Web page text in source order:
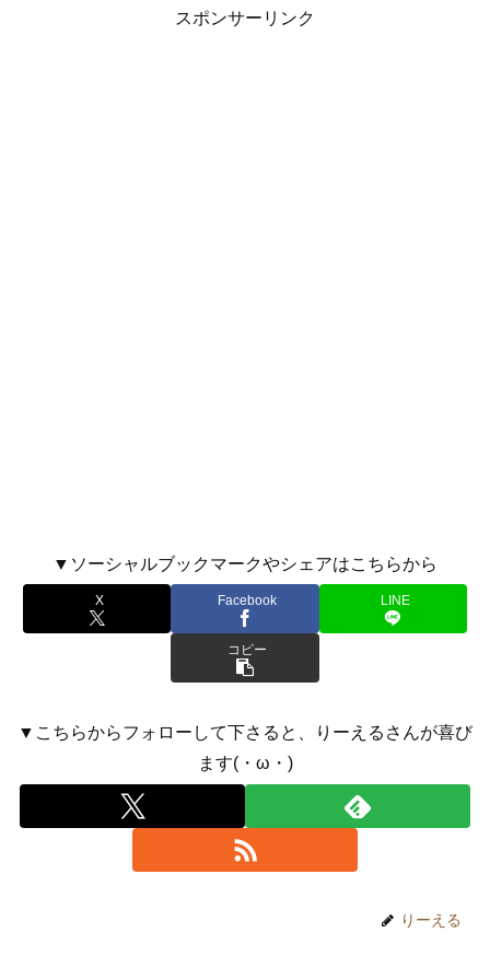
スポンサーリンク
▼ソーシャルブックマークやシェアはこちらから
X Facebook LINE
コピー
▼こちらからフォローして下さると、りーえるさんが喜び
ます(・ω・)
りーえる